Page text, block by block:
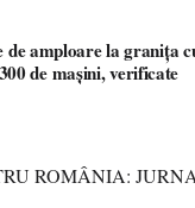
amploare la granița
de mașini, verificate